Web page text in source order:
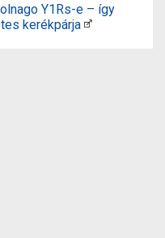
Y1Rs-e – így
kerékpárja